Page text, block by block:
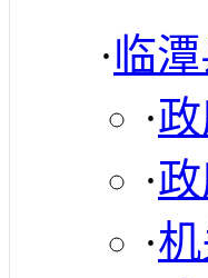
·临
·
·
·